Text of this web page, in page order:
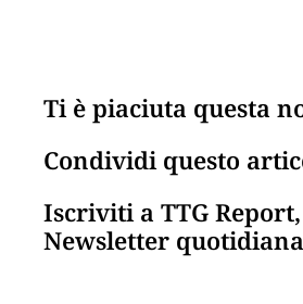
Ti è piaciuta questa
Condividi questo
Iscriviti a TTG
Newsletter quotidiana